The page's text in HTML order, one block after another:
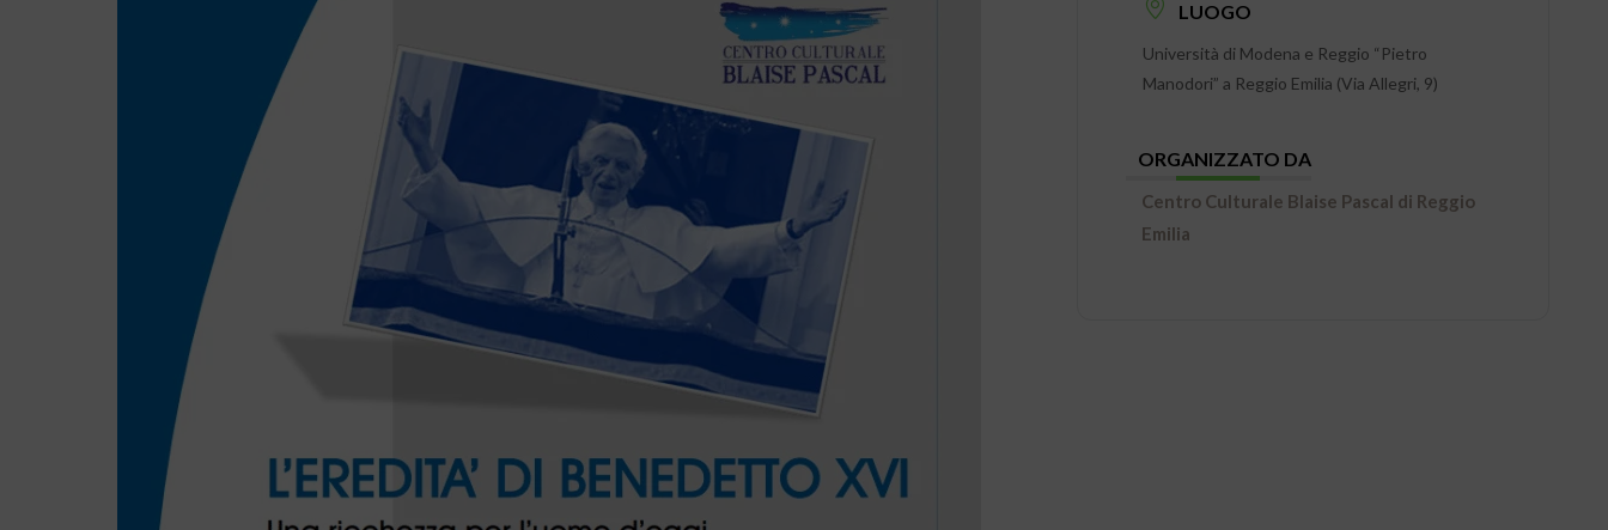
LUOGO
Università di Modena e Reggio “Pietro
Manodori” a Reggio Emilia (Via Allegri, 9)
ORGANIZZATO DA
Centro Culturale Blaise Pascal di Reggio
Emilia